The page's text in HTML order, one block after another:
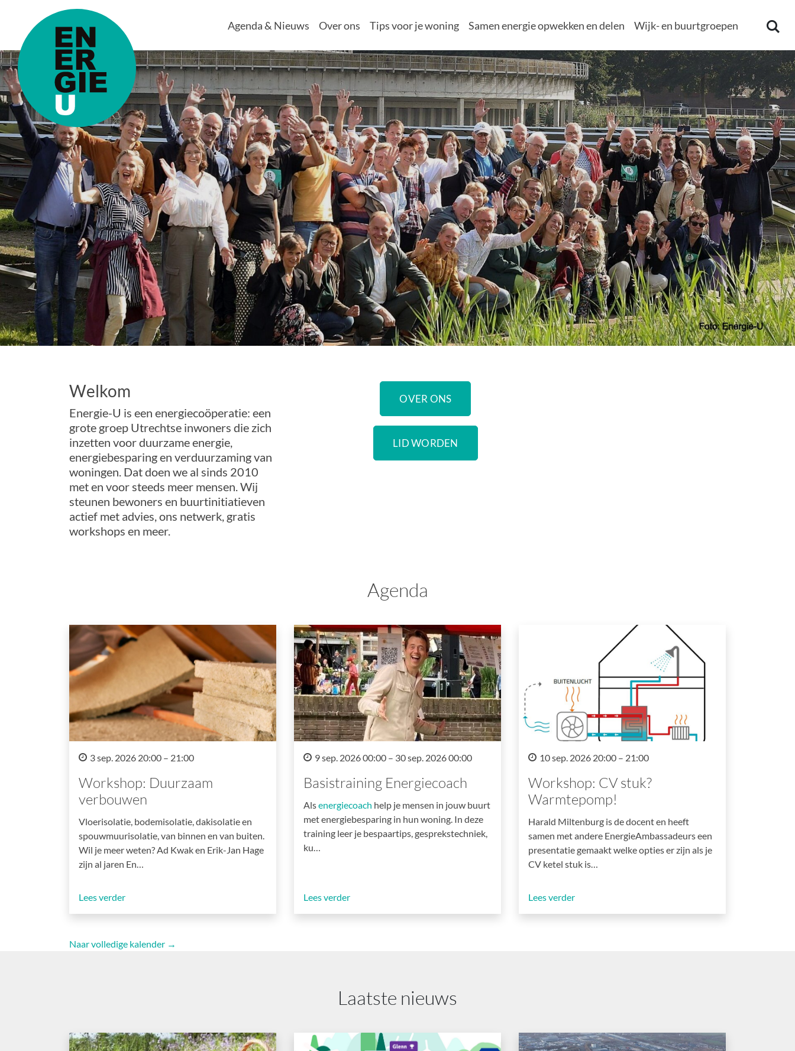
Agenda & Nieuws Over ons Tips voor je woning Samen energie opwekken en delen Wijk- en buurtgroepen
Welkom
Energie-U is een energiecoöperatie: een
grote groep Utrechtse inwoners die zich
inzetten voor duurzame energie,
energiebesparing en verduurzaming van
woningen. Dat doen we al sinds 2010
met en voor steeds meer mensen. Wij
steunen bewoners en buurtinitiatieven
actief met advies, ons netwerk, gratis
workshops en meer.
OVER ONS
LID WORDEN
Agenda
3 sep. 2026 20:00 – 21:00
Workshop: Duurzaam
verbouwen
Vloerisolatie, bodemisolatie, dakisolatie en
spouwmuurisolatie, van binnen en van buiten.
Wil je meer weten? Ad Kwak en Erik-Jan Hage
zijn al jaren En…
Lees verder
9 sep. 2026 00:00 – 30 sep. 2026 00:00
Basistraining Energiecoach
Alsenergiecoach help je mensen in jouw buurt
met energiebesparing in hun woning. In deze
training leer je bespaartips, gesprekstechniek,
ku…
Lees verder
10 sep. 2026 20:00 – 21:00
Workshop: CV stuk?
Warmtepomp!
Harald Miltenburg is de docent en heeft
samen met andere EnergieAmbassadeurs een
presentatie gemaakt welke opties er zijn als je
CV ketel stuk is…
Lees verder
Naar volledige kalender →
Laatste nieuws